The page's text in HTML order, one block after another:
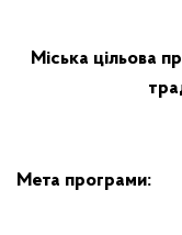
Міська цільова
Мета програми: